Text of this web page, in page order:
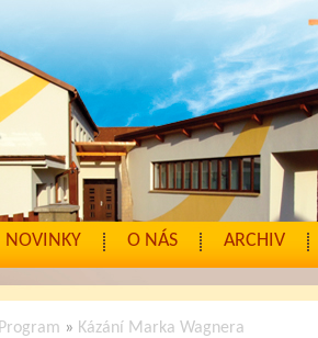
NOVINKY O NÁS ARCHIV
Program » Kázání Marka Wagnera